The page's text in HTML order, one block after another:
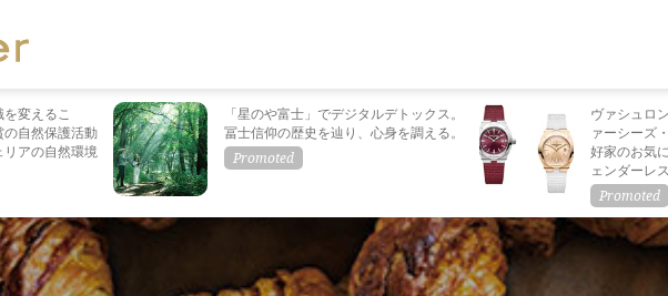
を変えるこ
の自然保護活動
リアの自然環境
「星のや富士」でデジタルデトックス。
冨士信仰の歴史を辿り、心身を調える。
ヴァシュロ
ァーシーズ
好家のお気
ェンダーレ